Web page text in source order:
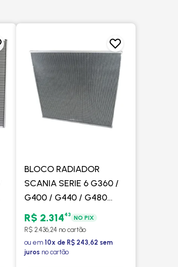
BLOCO RADIADOR
SCANIA SERIE 6 G360 /
G400 / G440 / G480
MEDIO MOTOR EURO 5
2012 > - PROCOOLER
R$ 2.31443 NO PIX
R$ 2.436,24 no cartão
ou em 10x de R$ 243,62 sem
juros no cartão